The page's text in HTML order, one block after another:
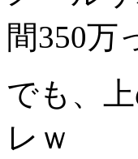
間350万
でも、
レｗ